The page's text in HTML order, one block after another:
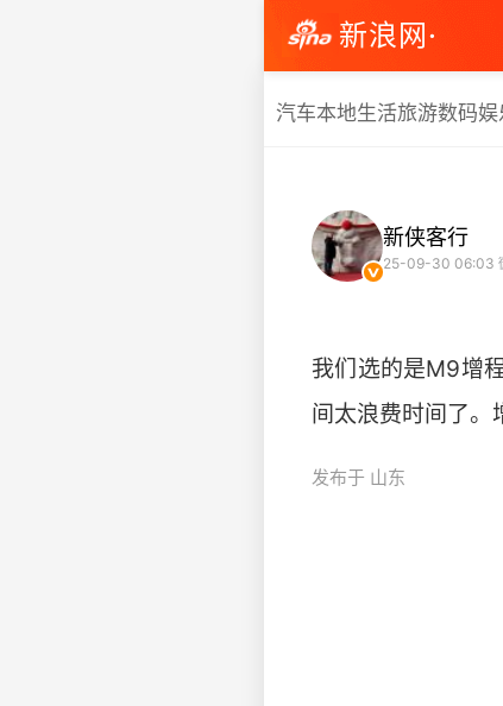
新浪网·
汽车本地生活旅游数码娱
新侠客行
25-09-30 06:03
我们选的是M9增
间太浪费时间了。
发布于 山东